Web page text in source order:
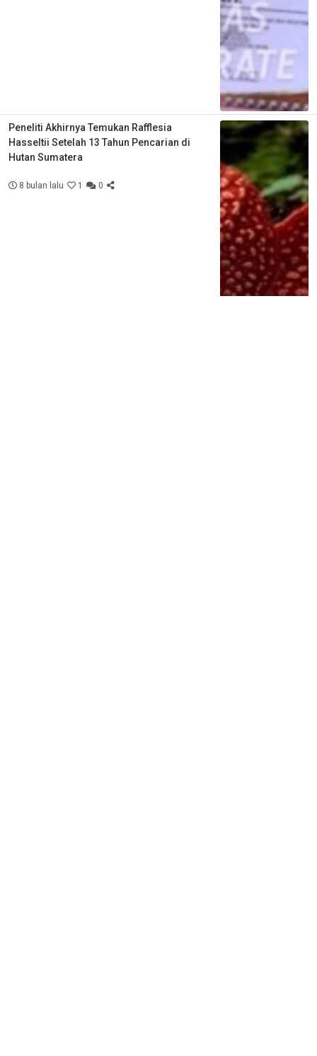
Peneliti Akhirnya Temukan Rafflesia
Hasseltii Setelah 13 Tahun Pencarian di
Hutan Sumatera
8 bulan lalu 1 0